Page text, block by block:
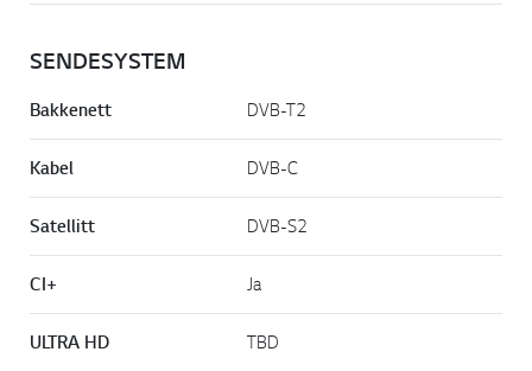
SENDESYSTEM
Bakkenett DVB-T2
Kabel DVB-C
Satellitt DVB-S2
CI+ Ja
ULTRA HD TBD